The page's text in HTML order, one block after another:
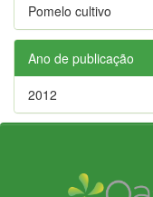
Pomelo cultivo
Ano de publicação
2012